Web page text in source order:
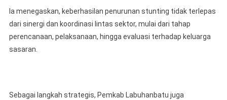
Ia menegaskan, keberhasilan penurunan stunting tidak terlepas
dari sinergi dan koordinasi lintas sektor, mulai dari tahap
perencanaan, pelaksanaan, hingga evaluasi terhadap keluarga
sasaran.
Sebagai langkah strategis, Pemkab Labuhanbatu juga